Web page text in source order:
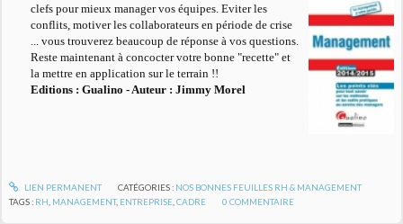
clefs pour mieux manager vos équipes. Eviter les
conflits, motiver les collaborateurs en période de crise
... vous trouverez beaucoup de réponse à vos questions.
Reste maintenant à concocter votre bonne "recette" et
la mettre en application sur le terrain !!
Editions : Gualino -Auteur : Jimmy Morel
LIEN PERMANENT CATÉGORIES : NOS BONNES FEUILLES RH & MANAGEMENT
TAGS : RH MANAGEMENT, ENTREPRISE ,CADRE 0 COMMENTAIRE